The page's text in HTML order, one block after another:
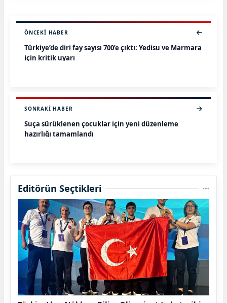
ÖNCEKI HABER
Türkiye’de diri fay sayısı 700’e çıktı: Yedisu ve Marmara
için kritik uyarı
SONRAKI HABER
Suça sürüklenen çocuklar için yeni düzenleme
hazırlığı tamamlandı
Editörün Seçtikleri